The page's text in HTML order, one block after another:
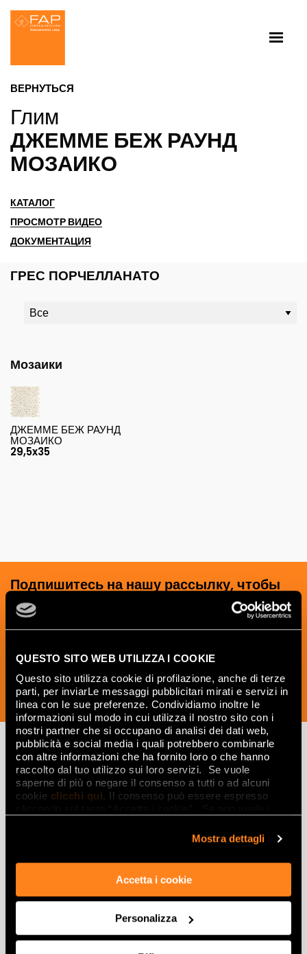
QUESTO SITO WEB UTILIZZA I COOKIE
Questo sito utilizza cookie di profilazione, anche di terze
parti, per inviarLe messaggi pubblicitari mirati e servizi in
linea con le sue preferenze. Condividiamo inoltre le
informazioni sul modo in cui utilizza il nostro sito con i
nostri partner che si occupano di analisi dei dati web,
pubblicità e social media i quali potrebbero combinarle
con altre informazioni che ha fornito loro o che hanno
raccolto dal tuo utilizzo sui loro servizi. Se vuole
saperne di più o negare il consenso a tutti o ad alcuni
cookie clicchi qui. Il consenso può essere espresso
Mostra dettagli
Accetta i cookie
Personalizza
ВЕРНУТЬСЯ
Глим
ДЖЕММЕ БЕЖ РАУНД
МОЗАИКО
КАТАЛОГ
ПРОСМОТР ВИДЕО
ДОКУМЕНТАЦИЯ
ГРЕС ПОРЧЕЛЛАНАТО
Мозаики
ДЖЕММЕ БЕЖ РАУНД
МОЗАИКО
29,5x35
Подпишитесь на нашу рассылку, чтобы
получать новости, обновления и
креативные идеи из мира керамики и
ПОДПИСАТЬСЯ СЕЙЧАС
Вдохновляйтесь
интерьерами и
Керамогранит с эффектом мрамора
Керамогранит с эффектом дерева
Керамогранит с эффектом камня
Керамогранит с эффектом смолы и цемента